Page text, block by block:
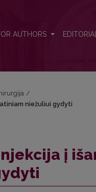
AUTHORS
/
niežuliui gydyti
į